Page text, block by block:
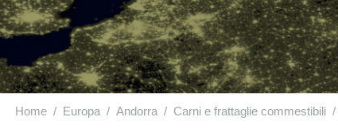
Home Europa Andorra Carni e frattaglie commestibili